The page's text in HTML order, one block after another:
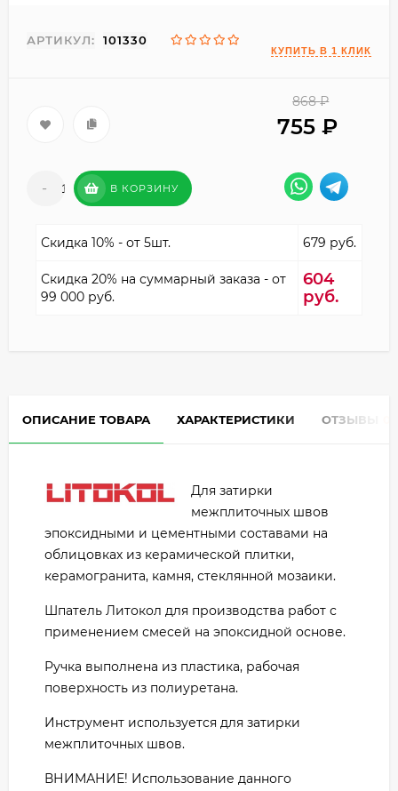
АРТИКУЛ: 101330
868 ₽
755 ₽
- + В КОРЗИНУ
Скидка 10% - от 5шт. 679 руб.
Скидка 20% на суммарный заказа - от
99 000 руб.
604
руб.
ОПИСАНИЕ ТОВАРА ХАРАКТЕРИСТИКИ ОТЗЫВЫ
Для затирки
межплиточных швов
эпоксидными и цементными составами на
облицовках из керамической плитки,
керамогранита, камня, стеклянной мозаики.
Шпатель Литокол для производства работ с
применением смесей на эпоксидной основе.
Ручка выполнена из пластика, рабочая
поверхность из полиуретана.
Инструмент используется для затирки
межплиточных швов.
ВНИМАНИЕ! Использование данного